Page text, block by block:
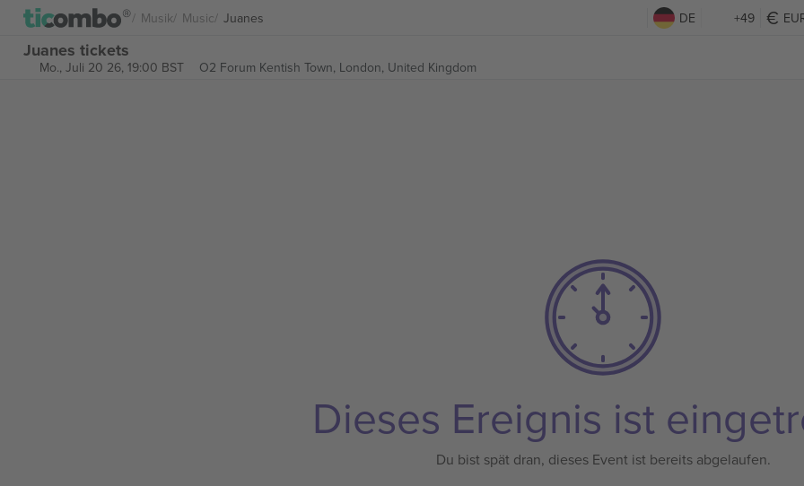
Musik Music Juanes DE +49
Juanes tickets
Mo., Juli 20 26, 19:00 BST O2 Forum Kentish Town, London, United Kingdom
Dieses Ereignis ist
Du bist spät dran, dieses Event ist bereits abgelaufen.